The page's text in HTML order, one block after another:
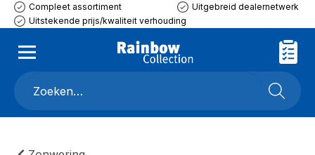
Compleet assortiment
Uitgebreid dealernetwerk
Uitstekende prijs/kwaliteit verhouding